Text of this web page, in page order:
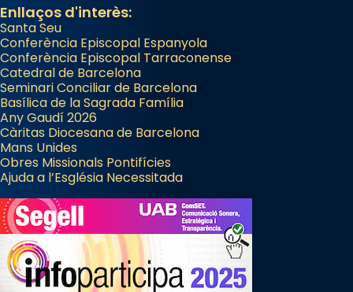
Enllaços d'interès:
Santa Seu
Conferència Episcopal Espanyola
Conferència Episcopal Tarraconense
Catedral de Barcelona
Seminari Conciliar de Barcelona
Basílica de la Sagrada Família
Any Gaudí 2026
Càritas Diocesana de Barcelona
Mans Unides
Obres Missionals Pontifícies
Ajuda a l’Església Necessitada